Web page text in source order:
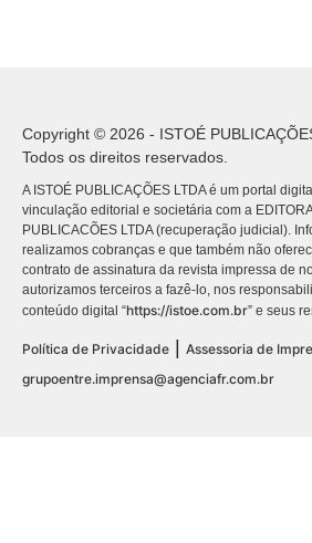
Copyright © 2026 - ISTOÉ
Todos os direitos reservados.
A ISTOÉ PUBLICAÇÕES LTDA é um portal
vinculação editorial e societária com a
PUBLICACÕES LTDA (recuperação judicial).
realizamos cobranças e que também não
contrato de assinatura da revista impressa de
autorizamos terceiros a fazê-lo, nos
conteúdo digital “https://istoe.com.br” e seus
Política de Privacidade
Assessoria de
grupoentre.imprensa@agenciafr.com.br